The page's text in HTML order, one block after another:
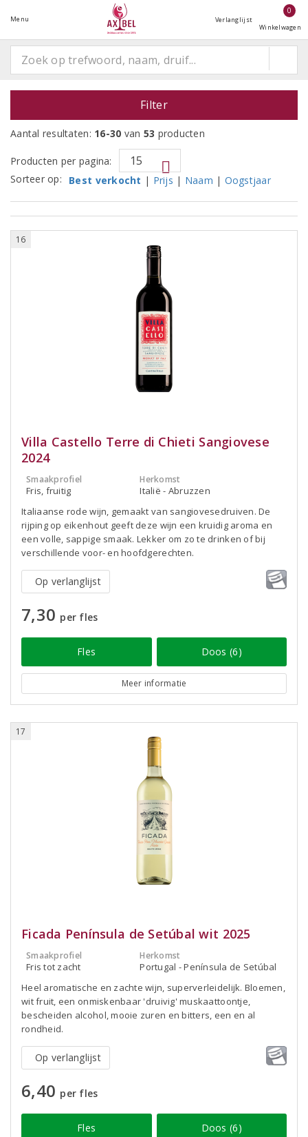
Menu Verlanglijst
0
Winkelwagen
Filter
Aantal resultaten: 16-30 van 53 producten
Producten per pagina:
Sorteer op:
Best verkocht | Prijs | Naam | Oogstjaar
16
Villa Castello Terre di Chieti Sangiovese
2024
Smaakprofiel
Fris, fruitig
Herkomst
Italië - Abruzzen
Italiaanse rode wijn, gemaakt van sangiovesedruiven. De
rijping op eikenhout geeft deze wijn een kruidig aroma en
een volle, sappige smaak. Lekker om zo te drinken of bij
verschillende voor- en hoofdgerechten.
Op verlanglijst
7,30 per fles
Fles Doos (6)
Meer informatie
17
Ficada Península de Setúbal wit 2025
Smaakprofiel
Fris tot zacht
Herkomst
Portugal - Península de Setúbal
Heel aromatische en zachte wijn, superverleidelijk. Bloemen,
wit fruit, een onmiskenbaar 'druivig' muskaattoontje,
bescheiden alcohol, mooie zuren en bitters, een en al
rondheid.
Op verlanglijst
6,40 per fles
Fles Doos (6)